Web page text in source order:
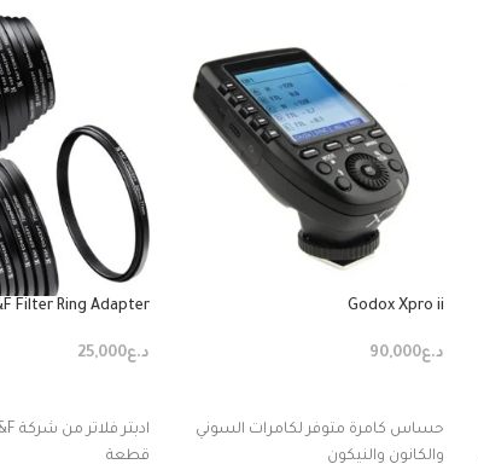
Godox Xpro ii
د.ع90,000
حساس كامرة متوفر لكامرات السوني
والكانون والنيكون
Filter Ring Adapter
د.ع25,000
قطعة